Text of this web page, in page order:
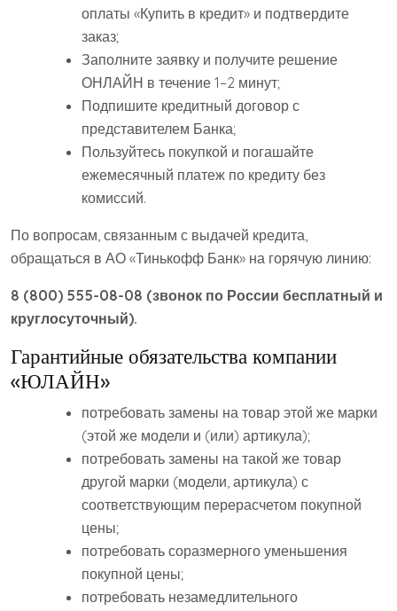
оплаты «Купить в кредит» и подтвердите
заказ;
Заполните заявку и получите решение
ОНЛАЙН в течение 1–2 минут;
Подпишите кредитный договор с
представителем Банка;
Пользуйтесь покупкой и погашайте
ежемесячный платеж по кредиту без
комиссий.
По вопросам, связанным с выдачей кредита,
обращаться в АО «Тинькофф Банк» на горячую линию:
8 (800) 555-08-08 (звонок по России бесплатный и
круглосуточный).
Гарантийные обязательства компании
«ЮЛАЙН»
потребовать замены на товар этой же марки
(этой же модели и (или) артикула);
потребовать замены на такой же товар
другой марки (модели, артикула) с
соответствующим перерасчетом покупной
цены;
потребовать соразмерного уменьшения
покупной цены;
потребовать незамедлительного